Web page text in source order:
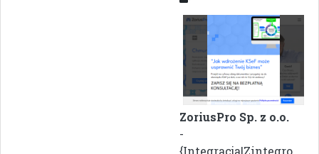
ZoriusPro Sp. z o.o.
-